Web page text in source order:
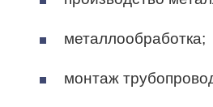
металлообработка;
монтаж